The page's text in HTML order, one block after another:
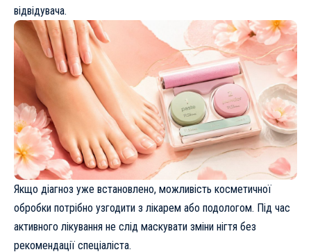
відвідувача.
Якщо діагноз уже встановлено, можливість косметичної
обробки потрібно узгодити з лікарем або подологом. Під час
активного лікування не слід маскувати зміни нігтя без
рекомендації спеціаліста.